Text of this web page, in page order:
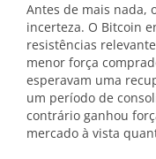
Antes de mais nada,
incerteza. O Bitcoin
resistências
menor força
esperavam uma
um período de
contrário ganhou
mercado à vista